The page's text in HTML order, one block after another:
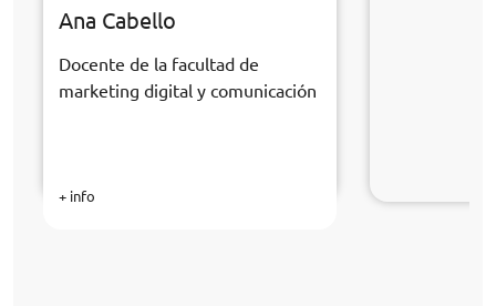
Ana Cabello
Docente de la facultad de
marketing digital y comunicación
+ info